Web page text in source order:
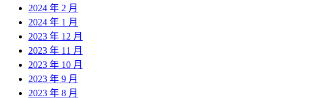
2024 年 2 月
2024 年 1 月
2023 年 12 月
2023 年 11 月
2023 年 10 月
2023 年 9 月
2023 年 8 月